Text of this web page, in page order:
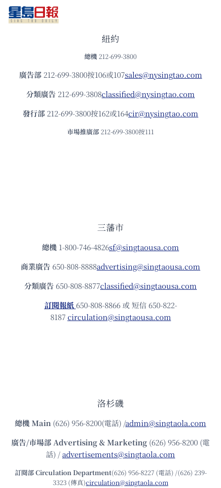
紐約
總機 212-699-3800
廣告部212-699-3800按106或107sales@nysingtao.com
分類廣告 212-699-3808classified@nysingtao.com
發⾏部 212-699-3800按162或164cir@nysingtao.com
市場推廣部 212-699-3800按111
三藩市
總機 1-800-746-4826sf@singtaousa.com
商業廣告 650-808-8888advertising@singtaousa.com
分類廣告 650-808-8877classified@singtaousa.com
訂閱報紙 650-808-8866 或 短信 650-822-
8187circulation@singtaousa.com
洛杉磯
總機Main (626) 956-8200(電話) /admin@singtaola.com
廣告/市場部Advertising & Marketing (626) 956-8200 (電
話) /advertisements@singtaola.com
訂閱部 Circulation Department(626) 956-8227 (電話) /(626) 239-
3323 (傳真)circulation@singtaola.com